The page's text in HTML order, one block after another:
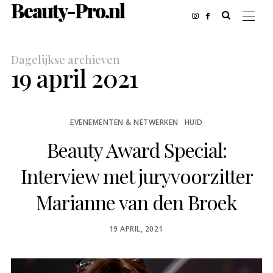
Beauty-Pro.nl
Dagelijkse archieven
19 april 2021
EVENEMENTEN & NETWERKEN HUID
Beauty Award Special:
Interview met juryvoorzitter
Marianne van den Broek
POSTED
19 APRIL, 2021